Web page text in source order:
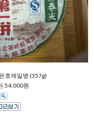
호제일병 (357g)
54,000원